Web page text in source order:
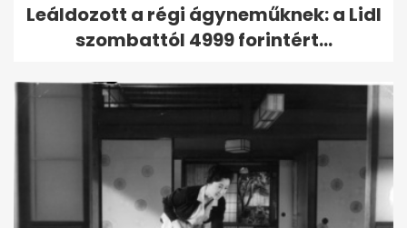
Leáldozott a régi ágyneműknek: a Lidl
szombattól 4999 forintért...